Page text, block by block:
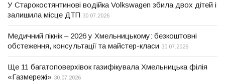
У Старокостянтинові водійка Volkswagen збила двох дітей і
залишила місце ДТП 30.07.2026
Медичний пікнік – 2026 у Хмельницькому: безкоштовні
обстеження, консультації та майстер-класи 30.07.2026
Ще 11 багатоповерхівок газифікувала Хмельницька філія
«Газмережі» 30.07.2026